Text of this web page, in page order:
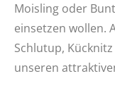
Moisling oder
einsetzen wollen.
Schlutup,
unseren